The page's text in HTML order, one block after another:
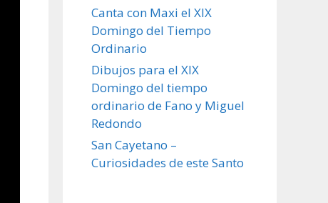
Canta con Maxi el XIX
Domingo del Tiempo
Ordinario
Dibujos para el XIX
Domingo del tiempo
ordinario de Fano y Miguel
Redondo
San Cayetano –
Curiosidades de este Santo